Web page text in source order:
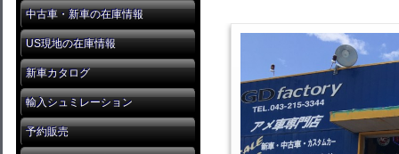
中古車・新車の在庫情報
US現地の在庫情報
新車カタログ
輸入シュミレーション
予約販売